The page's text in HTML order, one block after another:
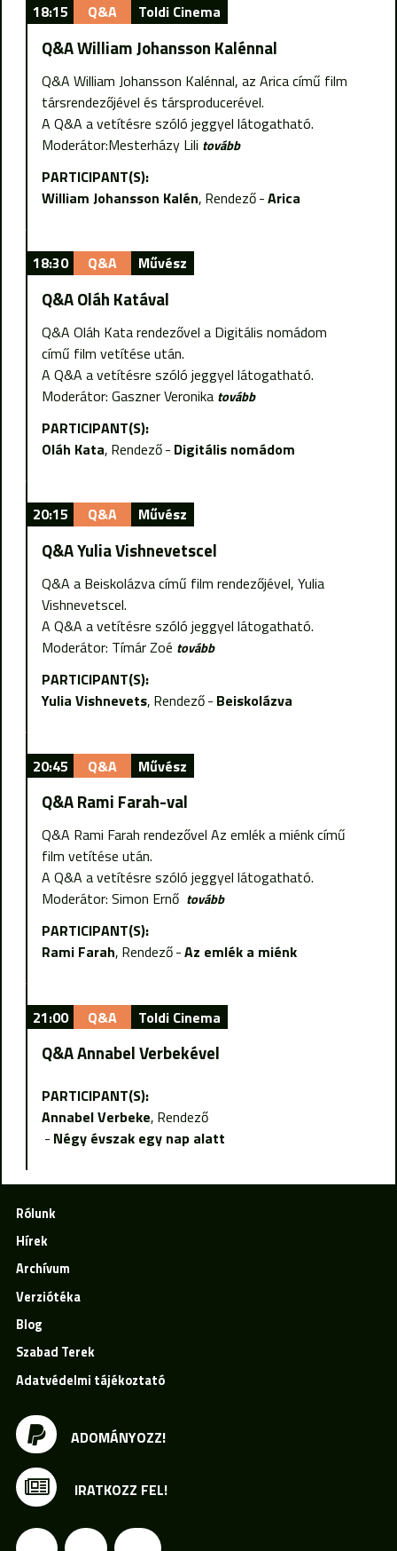
18:15 Q&A Toldi Cinema
Q&A William Johansson Kalénnal
Q&A William Johansson Kalénnal, az Arica című film
társrendezőjével és társproducerével.
A Q&A a vetítésre szóló jeggyel látogatható.
Moderátor:Mesterházy Lili tovább
PARTICIPANT(S):
William Johansson Kalén Rendező Arica
18:30 Q&A Művész
Q&A Oláh Katával
Q&A Oláh Kata rendezővel a Digitális nomádom
című film vetítése után.
A Q&A a vetítésre szóló jeggyel látogatható.
Moderátor: Gaszner Veronika tovább
PARTICIPANT(S):
Oláh Kata Rendező Digitális nomádom
20:15 Q&A Művész
Q&A Yulia Vishnevetscel
Q&A a Beiskolázva című film rendezőjével, Yulia
Vishnevetscel.
A Q&A a vetítésre szóló jeggyel látogatható.
Moderátor: Tímár Zoé tovább
PARTICIPANT(S):
Yulia Vishnevets Rendező Beiskolázva
20:45 Q&A Művész
Q&A Rami Farah-val
Q&A Rami Farah rendezővel Az emlék a miénk című
film vetítése után.
A Q&A a vetítésre szóló jeggyel látogatható.
Moderátor: Simon Ernő tovább
PARTICIPANT(S):
Rami Farah Rendező Az emlék a miénk
21:00 Q&A Toldi Cinema
Q&A Annabel Verbekével
PARTICIPANT(S):
Annabel Verbeke Rendező
Négy évszak egy nap alatt
ADOMÁNYOZZ!
IRATKOZZ FEL!
Rólunk
Hírek
Archívum
Verziótéka
Blog
Szabad Terek
Adatvédelmi tájékoztató